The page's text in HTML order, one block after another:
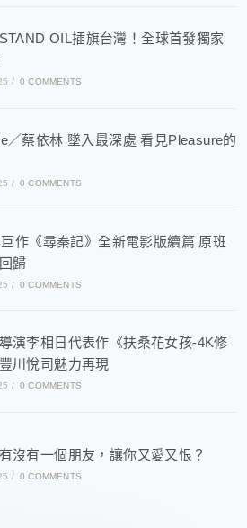
OIL插旗台灣！全球首發獨家
/ 0 COMMENTS
／蔡依林 墜入最深處 看見Pleasure的
/ 0 COMMENTS
作《尋秦記》全新電影版續篇 原班
歸
/ 0 COMMENTS
導演李相日代表作《扶桑花女孩-4K修
川悅司魅力再現
/ 0 COMMENTS
沒有一個朋友，讓你又愛又恨？
/ 0 COMMENTS